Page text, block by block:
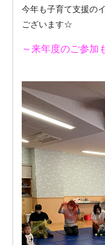
今年も子育て支援の
ございます☆
～来年度のご参加